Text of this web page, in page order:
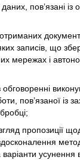
пов’язані
записів, що
мережах і
пов’язаної із
пропозиції
усунення